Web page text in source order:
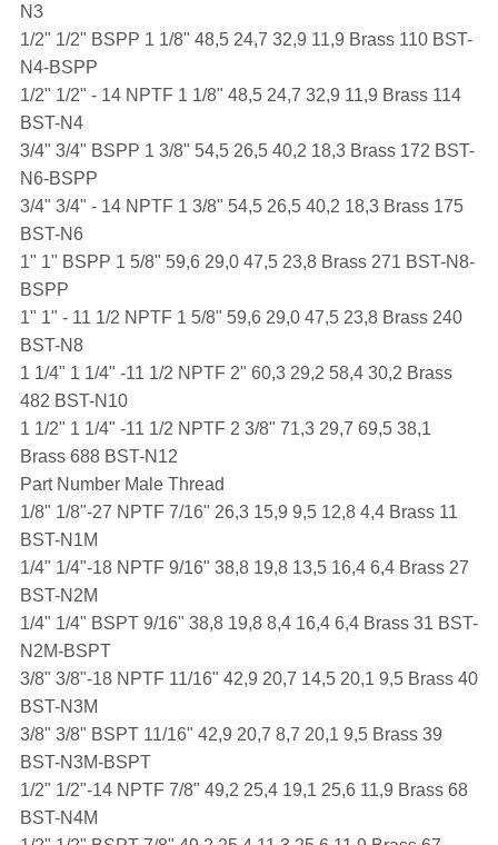
N3
1/2" 1/2" BSPP 1 1/8" 48,5 24,7 32,9 11,9 Brass 110 BST-
N4-BSPP
1/2" 1/2" - 14 NPTF 1 1/8" 48,5 24,7 32,9 11,9 Brass 114
BST-N4
3/4" 3/4" BSPP 1 3/8" 54,5 26,5 40,2 18,3 Brass 172 BST-
N6-BSPP
3/4" 3/4" - 14 NPTF 1 3/8" 54,5 26,5 40,2 18,3 Brass 175
BST-N6
1" 1" BSPP 1 5/8" 59,6 29,0 47,5 23,8 Brass 271 BST-N8-
BSPP
1" 1" - 11 1/2 NPTF 1 5/8" 59,6 29,0 47,5 23,8 Brass 240
BST-N8
1 1/4" 1 1/4" -11 1/2 NPTF 2" 60,3 29,2 58,4 30,2 Brass
482 BST-N10
1 1/2" 1 1/4" -11 1/2 NPTF 2 3/8" 71,3 29,7 69,5 38,1
Brass 688 BST-N12
Part Number Male Thread
1/8" 1/8"-27 NPTF 7/16" 26,3 15,9 9,5 12,8 4,4 Brass 11
BST-N1M
1/4" 1/4"-18 NPTF 9/16" 38,8 19,8 13,5 16,4 6,4 Brass 27
BST-N2M
1/4" 1/4" BSPT 9/16" 38,8 19,8 8,4 16,4 6,4 Brass 31 BST-
N2M-BSPT
3/8" 3/8"-18 NPTF 11/16" 42,9 20,7 14,5 20,1 9,5 Brass 40
BST-N3M
3/8" 3/8" BSPT 11/16" 42,9 20,7 8,7 20,1 9,5 Brass 39
BST-N3M-BSPT
1/2" 1/2"-14 NPTF 7/8" 49,2 25,4 19,1 25,6 11,9 Brass 68
BST-N4M